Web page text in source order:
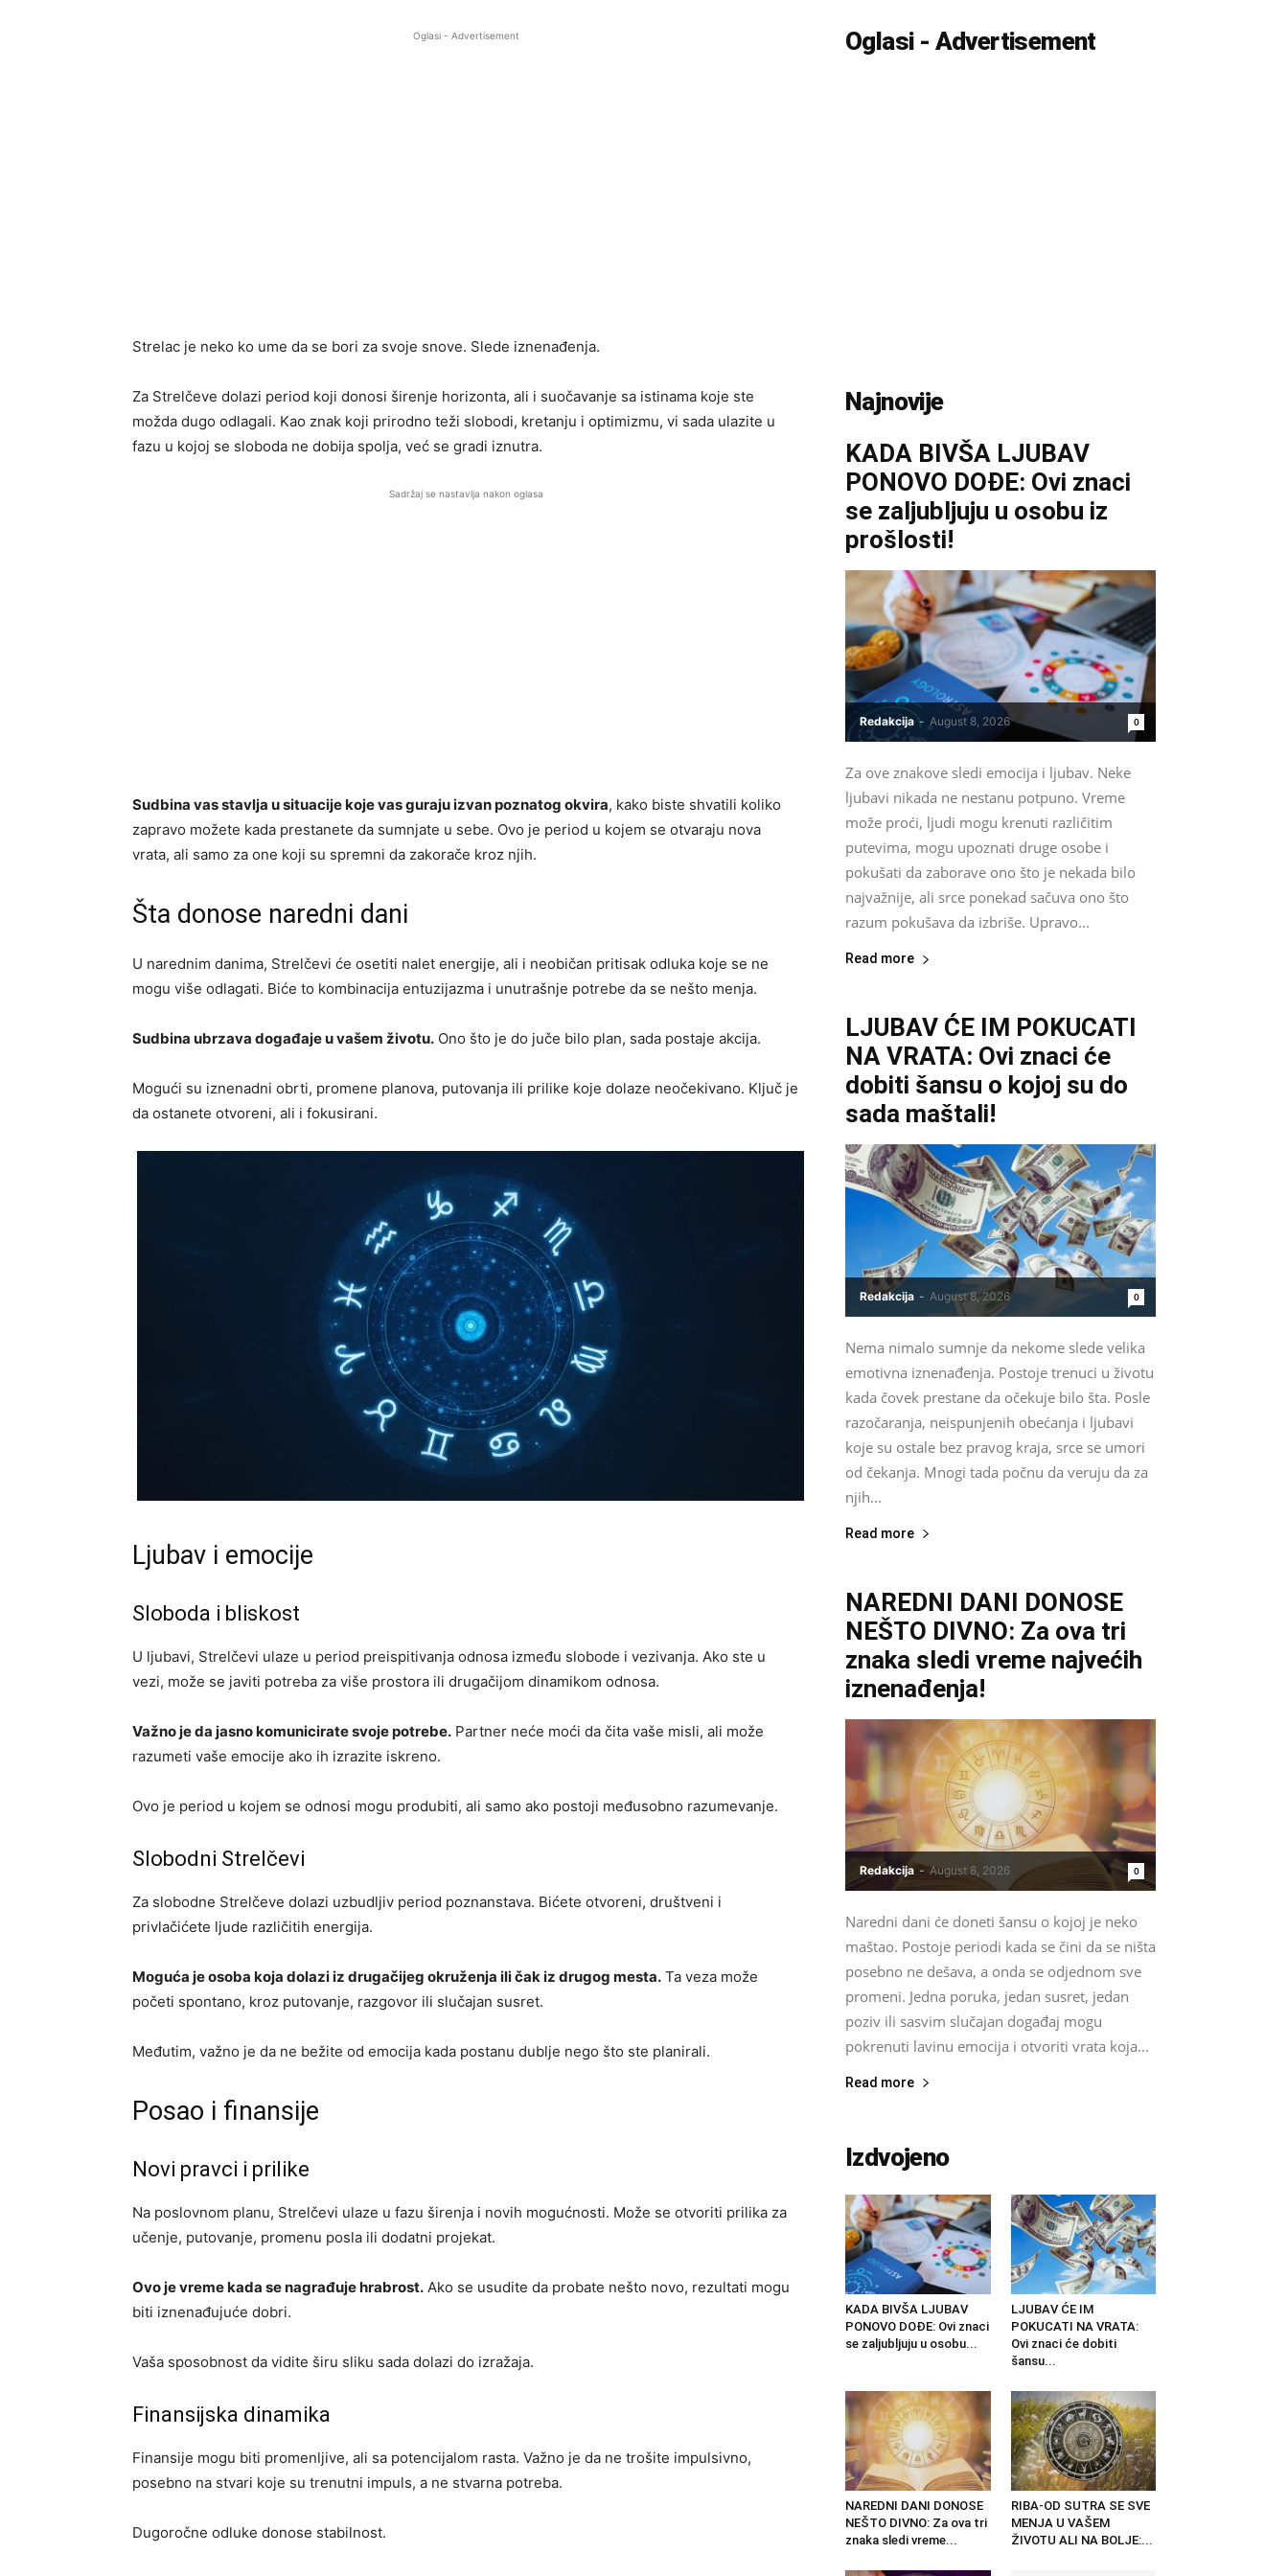
Oglasi - Advertisement
Strelac je neko ko ume da se bori za svoje snove. Slede iznenađenja.
Za Strelčeve dolazi period koji donosi širenje horizonta, ali i suočavanje sa istinama koje ste
možda dugo odlagali. Kao znak koji prirodno teži slobodi, kretanju i optimizmu, vi sada ulazite u
fazu u kojoj se sloboda ne dobija spolja, već se gradi iznutra.
Sadržaj se nastavlja nakon oglasa
Sudbina vas stavlja u situacije koje vas guraju izvan poznatog okvira, kako biste shvatili koliko
zapravo možete kada prestanete da sumnjate u sebe. Ovo je period u kojem se otvaraju nova
vrata, ali samo za one koji su spremni da zakorače kroz njih.
Šta donose naredni dani
U narednim danima, Strelčevi će osetiti nalet energije, ali i neobičan pritisak odluka koje se ne
mogu više odlagati. Biće to kombinacija entuzijazma i unutrašnje potrebe da se nešto menja.
Sudbina ubrzava događaje u vašem životu. Ono što je do juče bilo plan, sada postaje akcija.
Mogući su iznenadni obrti, promene planova, putovanja ili prilike koje dolaze neočekivano. Ključ je
da ostanete otvoreni, ali i fokusirani.
Ljubav i emocije
Sloboda i bliskost
U ljubavi, Strelčevi ulaze u period preispitivanja odnosa između slobode i vezivanja. Ako ste u
vezi, može se javiti potreba za više prostora ili drugačijom dinamikom odnosa.
Važno je da jasno komunicirate svoje potrebe. Partner neće moći da čita vaše misli, ali može
razumeti vaše emocije ako ih izrazite iskreno.
Ovo je period u kojem se odnosi mogu produbiti, ali samo ako postoji međusobno razumevanje.
Slobodni Strelčevi
Za slobodne Strelčeve dolazi uzbudljiv period poznanstava. Bićete otvoreni, društveni i
privlačićete ljude različitih energija.
Moguća je osoba koja dolazi iz drugačijeg okruženja ili čak iz drugog mesta. Ta veza može
početi spontano, kroz putovanje, razgovor ili slučajan susret.
Međutim, važno je da ne bežite od emocija kada postanu dublje nego što ste planirali.
Posao i finansije
Novi pravci i prilike
Na poslovnom planu, Strelčevi ulaze u fazu širenja i novih mogućnosti. Može se otvoriti prilika za
učenje, putovanje, promenu posla ili dodatni projekat.
Ovo je vreme kada se nagrađuje hrabrost. Ako se usudite da probate nešto novo, rezultati mogu
biti iznenađujuće dobri.
Vaša sposobnost da vidite širu sliku sada dolazi do izražaja.
Finansijska dinamika
Finansije mogu biti promenljive, ali sa potencijalom rasta. Važno je da ne trošite impulsivno,
posebno na stvari koje su trenutni impuls, a ne stvarna potreba.
Dugoročne odluke donose stabilnost.
Oglasi - Advertisement
Najnovije
KADA BIVŠA LJUBAV
PONOVO DOĐE: Ovi znaci
se zaljubljuju u osobu iz
prošlosti!
Redakcija - August 8, 2026 0
Za ove znakove sledi emocija i ljubav. Neke
ljubavi nikada ne nestanu potpuno. Vreme
može proći, ljudi mogu krenuti različitim
putevima, mogu upoznati druge osobe i
pokušati da zaborave ono što je nekada bilo
najvažnije, ali srce ponekad sačuva ono što
razum pokušava da izbriše. Upravo...
Read more
LJUBAV ĆE IM POKUCATI
NA VRATA: Ovi znaci će
dobiti šansu o kojoj su do
sada maštali!
Redakcija - August 8, 2026 0
Nema nimalo sumnje da nekome slede velika
emotivna iznenađenja. Postoje trenuci u životu
kada čovek prestane da očekuje bilo šta. Posle
razočaranja, neispunjenih obećanja i ljubavi
koje su ostale bez pravog kraja, srce se umori
od čekanja. Mnogi tada počnu da veruju da za
njih...
Read more
NAREDNI DANI DONOSE
NEŠTO DIVNO: Za ova tri
znaka sledi vreme najvećih
iznenađenja!
Redakcija - August 8, 2026 0
Naredni dani će doneti šansu o kojoj je neko
maštao. Postoje periodi kada se čini da se ništa
posebno ne dešava, a onda se odjednom sve
promeni. Jedna poruka, jedan susret, jedan
poziv ili sasvim slučajan događaj mogu
pokrenuti lavinu emocija i otvoriti vrata koja...
Read more
Izdvojeno
KADA BIVŠA LJUBAV
PONOVO DOĐE: Ovi znaci
se zaljubljuju u osobu...
LJUBAV ĆE IM
POKUCATI NA VRATA:
Ovi znaci će dobiti
šansu...
NAREDNI DANI DONOSE
NEŠTO DIVNO: Za ova tri
znaka sledi vreme...
RIBA-OD SUTRA SE SVE
MENJA U VAŠEM
ŽIVOTU ALI NA BOLJE:...